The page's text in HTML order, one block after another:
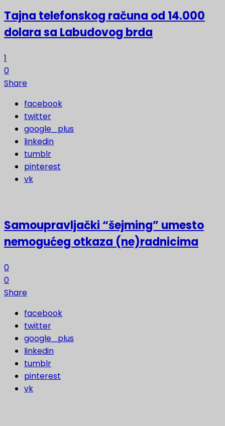
Tajna telefonskog računa od 14.000
dolara sa Labudovog brda
1
0
Share
facebook
twitter
google_plus
linkedin
tumblr
pinterest
vk
Samoupravljački “šejming” umesto
nemogućeg otkaza (ne)radnicima
0
0
Share
facebook
twitter
google_plus
linkedin
tumblr
pinterest
vk